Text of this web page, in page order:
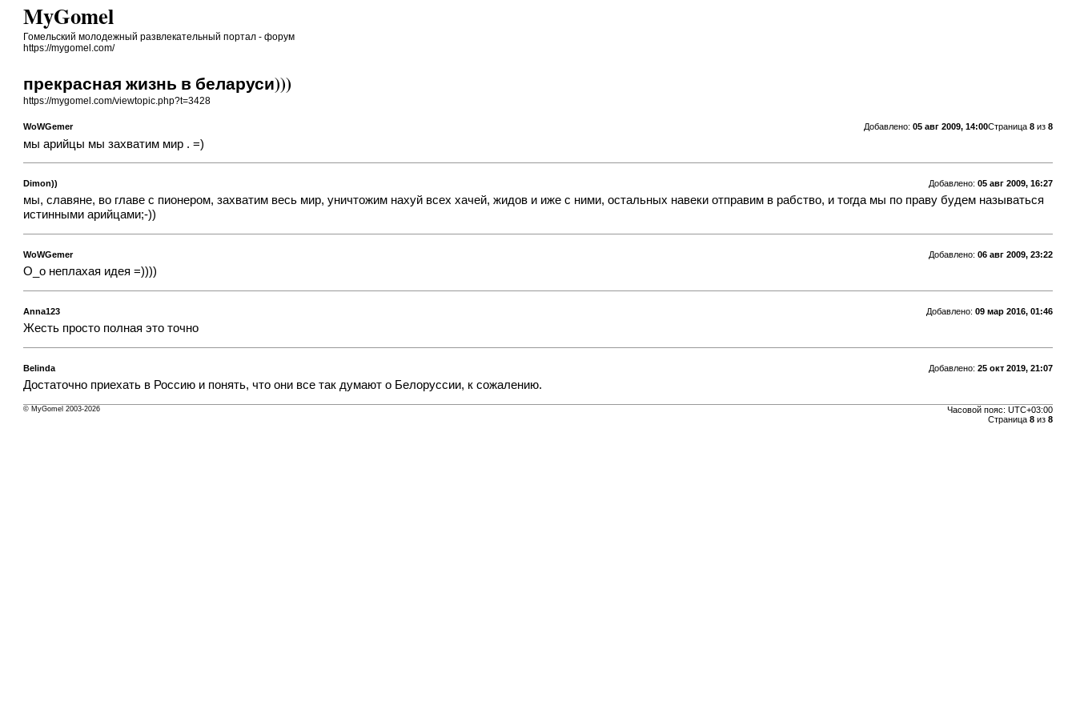
MyGomel
Гомельский молодежный развлекательный портал - форум
https://mygomel.com/
прекрасная жизнь в беларуси)))
https://mygomel.com/viewtopic.php?t=3428
Страница 8из 8
Добавлено: 05 авг 2009, 14:00
WoWGemer
мы арийцы мы захватим мир . =)
Добавлено: 05 авг 2009, 16:27
Dimon))
мы, славяне, во главе с пионером, захватим весь мир, уничтожим наxyй всех хачей, жидов и иже с ними, остальных навеки отправим в рабство, и тогда мы по праву будем называться
истинными арийцами;-))
Добавлено: 06 авг 2009, 23:22
WoWGemer
О_о неплахая идея =))))
Добавлено: 09 мар 2016, 01:46
Anna123
Жесть просто полная это точно
Добавлено: 25 окт 2019, 21:07
Belinda
Достаточно приехать в Россию и понять, что они все так думают о Белоруссии, к сожалению.
Часовой пояс: UTC+03:00
Страница 8из 8
© MyGomel 2003-2026